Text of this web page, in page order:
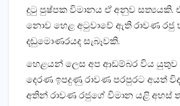
දුටු පුෂ්පක විමානය ඒ අනුව
නොව හෙළ අටුවාවේ ඇති රාවණ රජු
දඬුමොණරයද සැබෑවකි.
හෙළයන් ලෙස අප ආඩම්බර විය යුතුව
දෙරණ ඉපදුණු රාවණ පරපුරට අයත්
අතින් රාවණ රජුගේ විමාන යළි අහස්